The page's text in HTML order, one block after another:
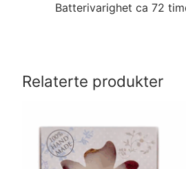
Batterivarighet ca 72
Relaterte produkter